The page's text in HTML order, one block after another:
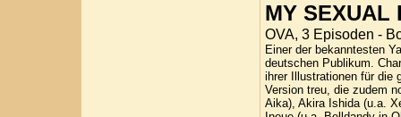
MY SEXUAL
OVA, 3 Episoden -
Einer der bekanntesten
deutschen Publikum.
ihrer Illustrationen für die
Version treu, die zudem
Aika), Akira Ishida (u.a.